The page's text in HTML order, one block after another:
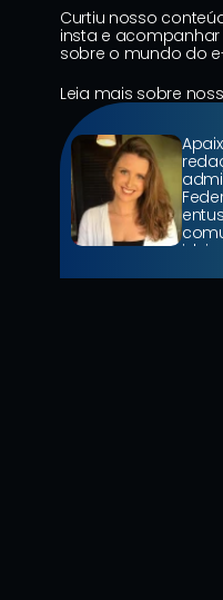
Curtiu nosso
insta e
sobre o mundo do
Leia mais sobre